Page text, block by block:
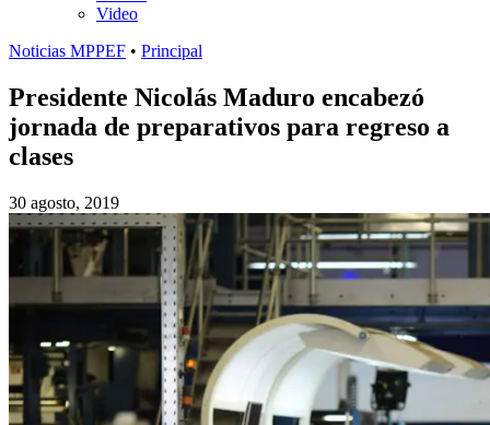
Video
Noticias MPPEF • Principal
Presidente Nicolás Maduro encabezó
jornada de preparativos para regreso a
clases
30 agosto, 2019